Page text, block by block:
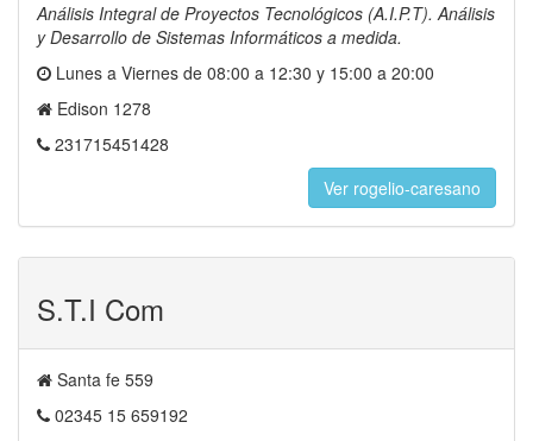
Análisis Integral de Proyectos Tecnológicos (A.I.P.T). Análisis
y Desarrollo de Sistemas Informáticos a medida.
Lunes a Viernes de 08:00 a 12:30 y 15:00 a 20:00
Edison 1278
231715451428
Ver rogelio-caresano
S.T.I Com
Santa fe 559
02345 15 659192